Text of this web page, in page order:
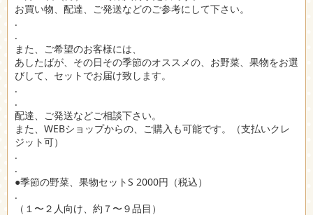
お買い物、配達、ご発送などのご参考にして下さい。
.
.
また、ご希望のお客様には、
あしたばが、その日その季節のオススメの、お野菜、果物をお選
びして、セットでお届け致します。
.
.
配達、ご発送などご相談下さい。
また、WEBショップからの、ご購入も可能です。（支払いクレ
ジット可）
.
.
●季節の野菜、果物セットS 2000円（税込）
.
（１〜２人向け、約７〜９品目）